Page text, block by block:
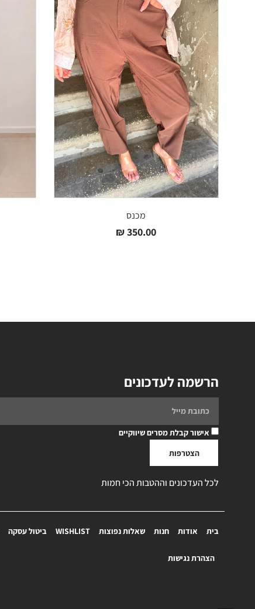
מכנס
350.00
₪
הרשמה לעדכונים
אישור קבלת מסרים שיווקיים
הצטרפות
לכל העדכונים וההטבות הכי חמות
בית אודות חנות שאלות נפוצות WISHLIST ביטול עסקה
הצהרת נגישות